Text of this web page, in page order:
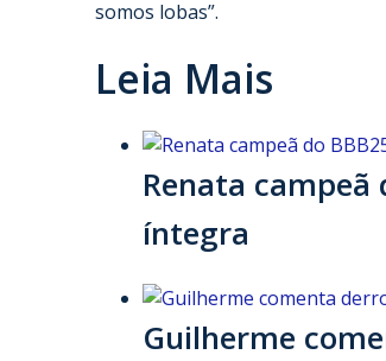
somos lobas”.
Leia Mais
Renata campeã
íntegra
Guilherme